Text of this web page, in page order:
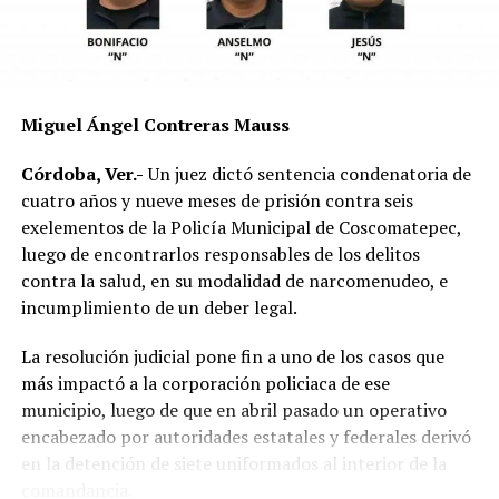
parte de las investigaciones para determinar la
mecánica del accidente y establecer si existió
responsabilidad por parte de alguno de los conductores.
Las autoridades exhortaron a los automovilistas y
motociclistas a conducir con precaución, respetar los
límites de velocidad y aumentar la distancia de
seguridad entre vehículos, especialmente durante la
temporada de lluvias, cuando el riesgo de accidentes se
incrementa en las carreteras de la región.
La circulación en la zona se vio afectada por algunos
minutos mientras se realizaban las labores de auxilio y el
levantamiento de indicios por parte de las autoridades.
Posteriormente, el tránsito fue restablecido de manera
normal.
Miguel Ángel Contreras Mauss
Córdoba, Ver.-Un juez dictó sentencia condenatoria de
cuatro años y nueve meses de prisión contra seis
exelementos de la Policía Municipal de Coscomatepec,
luego de encontrarlos responsables de los delitos
contra la salud, en su modalidad de narcomenudeo, e
incumplimiento de un deber legal.
La resolución judicial pone fin a uno de los casos que
más impactó a la corporación policiaca de ese
municipio, luego de que en abril pasado un operativo
encabezado por autoridades estatales y federales derivó
en la detención de siete uniformados al interior de la